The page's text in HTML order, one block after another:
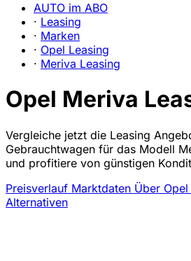
AUTO im ABO
· Leasing
· Marken
· Opel Leasing
· Meriva Leasing
Opel Meriva
Vergleiche jetzt die Leasing
Gebrauchtwagen für das Modell
und profitiere von günstigen
Preisverlauf Marktdaten Über
Alternativen